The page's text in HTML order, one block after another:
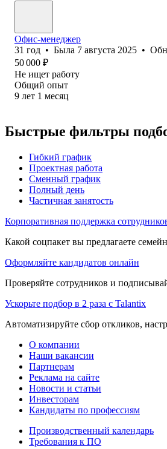
Офис-менеджер
31 год • Была 7 августа 2025 •
50 000 ₽
Не ищет работу
Общий опыт
9 лет 1 месяц
Быстрые фильтры
Гибкий график
Проектная работа
Сменный график
Полный день
Частичная занятость
Корпоративная поддержка
Какой соцпакет вы предлагаете
Оформляйте кандидатов онлайн
Проверяйте сотрудников и
Ускорьте подбор в 2 раза с Talantix
Автоматизируйте сбор откликов,
О компании
Наши вакансии
Партнерам
Реклама на сайте
Новости и статьи
Инвесторам
Кандидаты по профессиям
Производственный календарь
Требования к ПО